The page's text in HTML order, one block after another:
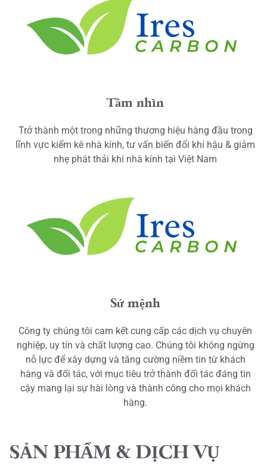
Tầm nhìn
Trở thành một trong những thương hiệu hàng đầu trong
lĩnh vực kiểm kê nhà kính, tư vấn biến đổi khí hậu & giảm
nhẹ phát thải khí nhà kính tại Việt Nam
Sứ mệnh
Công ty chúng tôi cam kết cung cấp các dịch vụ chuyên
nghiệp, uy tín và chất lượng cao. Chúng tôi không ngừng
nỗ lực để xây dựng và tăng cường niềm tin từ khách
hàng và đối tác, với mục tiêu trở thành đối tác đáng tin
cậy mang lại sự hài lòng và thành công cho mọi khách
hàng.
SẢN PHẨM & DỊCH VỤ